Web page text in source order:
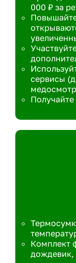
000 ₽ за
сервисы
Комплект
дождевик,